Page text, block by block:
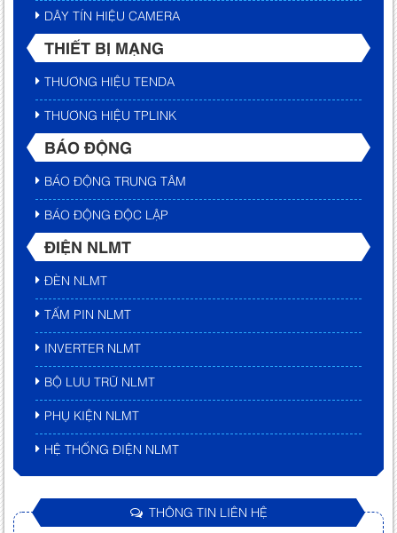
DÂY TÍN HIỆU CAMERA
THIẾT BỊ MẠNG
THƯƠNG HIỆU TENDA
THƯƠNG HIỆU TPLINK
BÁO ĐỘNG
BÁO ĐỘNG TRUNG TÂM
BÁO ĐỘNG ĐỘC LẬP
ĐIỆN NLMT
ĐÈN NLMT
TẤM PIN NLMT
INVERTER NLMT
BỘ LƯU TRỮ NLMT
PHỤ KIỆN NLMT
HỆ THỐNG ĐIỆN NLMT
THÔNG TIN LIÊN HỆ